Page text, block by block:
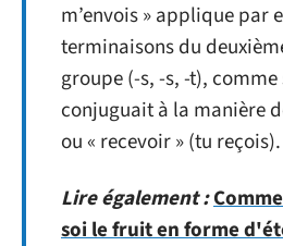
m’envois » applique par
terminaisons du
groupe (-s, -s, -t), comme
conjuguait à la manière
ou « recevoir » (tu reçois).
Lire également :
soi le fruit en forme